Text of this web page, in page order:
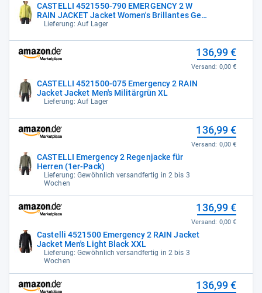
CASTELLI 4521550-790 EMERGENCY 2 W
RAIN JACKET Jacket Women's Brillantes Gelb
Lieferung: Auf Lager
CASTELLI 4521500-075 Emergency 2 RAIN
Jacket Jacket Men's Militärgrün XL
Lieferung: Auf Lager
136,99 €
Versand: 0,00 €
CASTELLI Emergency 2 Regenjacke für
Herren (1er-Pack)
Lieferung: Gewöhnlich versandfertig in 2 bis 3
Wochen
136,99 €
Versand: 0,00 €
Castelli 4521500 Emergency 2 RAIN Jacket
Jacket Men's Light Black XXL
Lieferung: Gewöhnlich versandfertig in 2 bis 3
Wochen
136,99 €
Versand: 0,00 €
136,99 €